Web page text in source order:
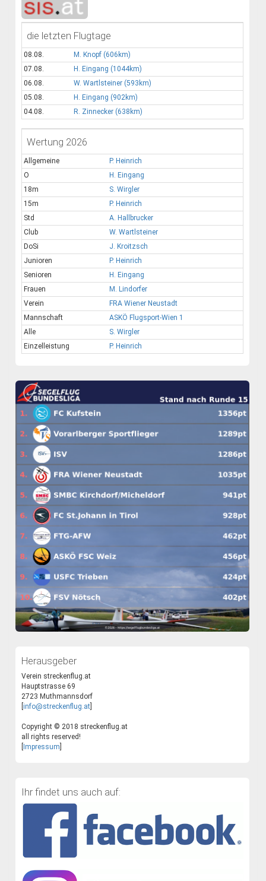
die letzten Flugtage
08.08.
M. Knopf (606km)
07.08.
H. Eingang (1044km)
06.08.
W. Wartlsteiner (593km)
05.08.
H. Eingang (902km)
04.08.
R. Zinnecker (638km)
Wertung 2026
Allgemeine
P. Heinrich
O
H. Eingang
18m
S. Wirgler
15m
P. Heinrich
Std
A. Hallbrucker
Club
W. Wartlsteiner
DoSi
J. Kroitzsch
Junioren
P. Heinrich
Senioren
H. Eingang
Frauen
M. Lindorfer
Verein
FRA Wiener Neustadt
Mannschaft
ASKÖ Flugsport-Wien 1
Alle
S. Wirgler
Einzelleistung
P. Heinrich
Herausgeber
Verein streckenflug.at
Hauptstrasse 69
2723 Muthmannsdorf
info@streckenflug.at
Copyright © 2018 streckenflug.at
all rights reserved!
Impressum
Ihr findet uns auch auf: